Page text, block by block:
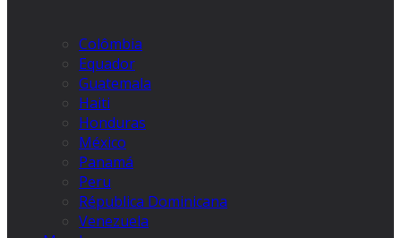
Colômbia
Equador
Guatemala
Haiti
Honduras
México
Panamá
Peru
Républica Dominicana
Venezuela